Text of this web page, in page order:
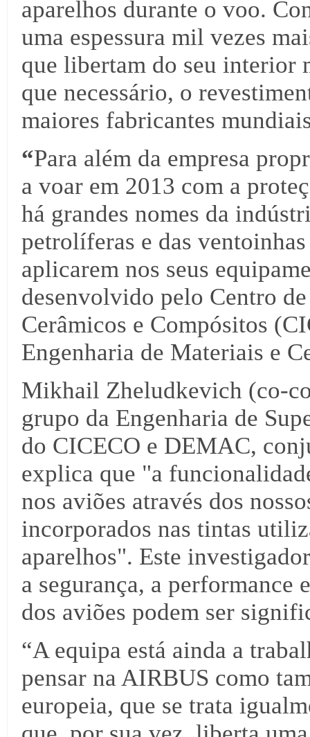
aparelhos durante o voo.
uma espessura mil vezes
que libertam do seu interior
que necessário, o
maiores fabricantes
“Para além da empresa
a voar em 2013 com a
há grandes nomes da
petrolíferas e das
aplicarem nos seus
desenvolvido pelo Centro
Cerâmicos e Compósitos
Engenharia de Materiais e
Mikhail Zheludkevich (co-
grupo da Engenharia de
do CICECO e DEMAC,
explica que "a
nos aviões através dos
incorporados nas tintas
aparelhos". Este
a segurança, a performance
dos aviões podem ser
“A equipa está ainda a
pensar na AIRBUS como
europeia, que se trata